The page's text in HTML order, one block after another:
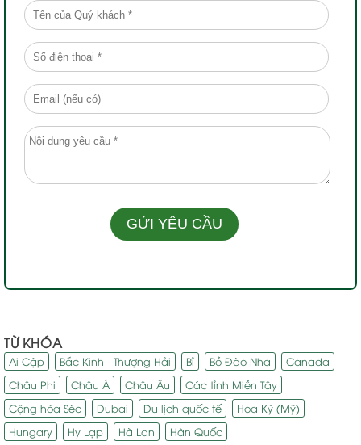
TỪ KHÓA
Ai Cập Bắc Kinh - Thượng Hải Bỉ Bồ Đào Nha
Canada
Châu Phi
Châu Á Châu Âu
Các tỉnh Miền Tây
Cộng hòa Séc
Dubai Du lịch quốc tế
Hoa Kỳ (Mỹ)
Hungary
Hy Lạp Hà Lan Hàn Quốc